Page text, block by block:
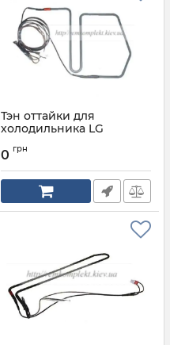
Тэн оттайки для
холодильника LG
Артикул:
0 грн